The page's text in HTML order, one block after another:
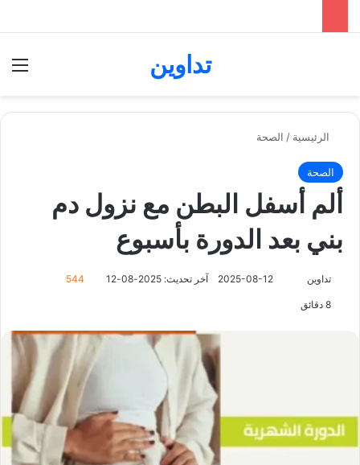
تداوين
الرئيسية / الصحة
الصحة
ألم أسفل البطن مع نزول دم
بني بعد الدورة بأسبوع
تداوين
X
2025-08-12 آخر تحديث: 2025-08-12 544